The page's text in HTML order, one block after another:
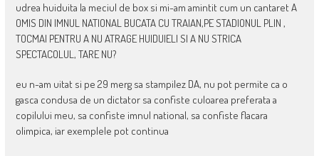
udrea huiduita la meciul de box si mi-am amintit cum un cantaret A
OMIS DIN IMNUL NATIONAL BUCATA CU TRAIAN,PE STADIONUL PLIN ,
TOCMAI PENTRU A NU ATRAGE HUIDUIELI SI A NU STRICA
SPECTACOLUL, TARE NU?
eu n-am uitat si pe 29 merg sa stampilez DA, nu pot permite ca o
gasca condusa de un dictator sa confiste culoarea preferata a
copilului meu, sa confiste imnul national, sa confiste flacara
olimpica, iar exemplele pot continua